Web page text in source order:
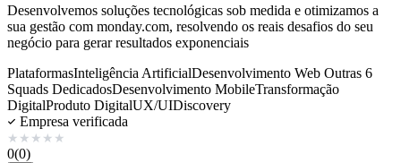
Desenvolvemos soluções tecnológicas sob medida e otimizamos a
sua gestão com monday.com, resolvendo os reais desafios do seu
negócio para gerar resultados exponenciais
PlataformasInteligência ArtificialDesenvolvimento Web Outras 6
Squads DedicadosDesenvolvimento MobileTransformação
DigitalProduto DigitalUX/UIDiscovery
Empresa verificada
★ ★ ★ ★ ★
0(0)